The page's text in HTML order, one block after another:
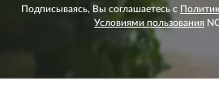
Подписываясь, Вы соглашаетесь с
Условиями пользования